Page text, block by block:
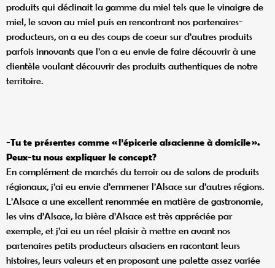
produits qui déclinait la gamme du miel tels que le vinaigre de
miel, le savon au miel puis en rencontrant nos partenaires-
producteurs, on a eu des coups de coeur sur d’autres produits
parfois innovants que l’on a eu envie de faire découvrir à une
clientèle voulant découvrir des produits authentiques de notre
territoire.
-Tu te présentes comme « l’épicerie alsacienne à domicile ».
Peux-tu nous expliquer le concept?
En complément de marchés du terroir ou de salons de produits
régionaux, j’ai eu envie d’emmener l’Alsace sur d’autres régions.
L’Alsace a une excellent renommée en matière de gastronomie,
les vins d’Alsace, la bière d’Alsace est très appréciée par
exemple, et j’ai eu un réel plaisir à mettre en avant nos
partenaires petits producteurs alsaciens en racontant leurs
histoires, leurs valeurs et en proposant une palette assez variée